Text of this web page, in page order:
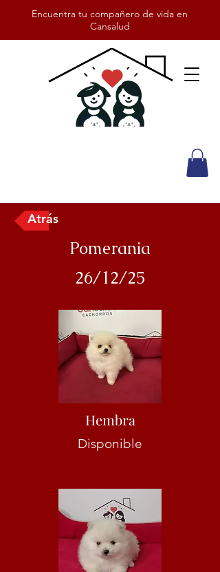
Encuentra tu compañero de vida en
Cansalud
Atrás
Pomerania
26/12/25
Hembra
Disponible